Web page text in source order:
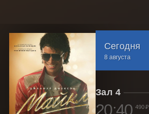
Сегодня
8 августа
Зал 4
20:40 490 ₽